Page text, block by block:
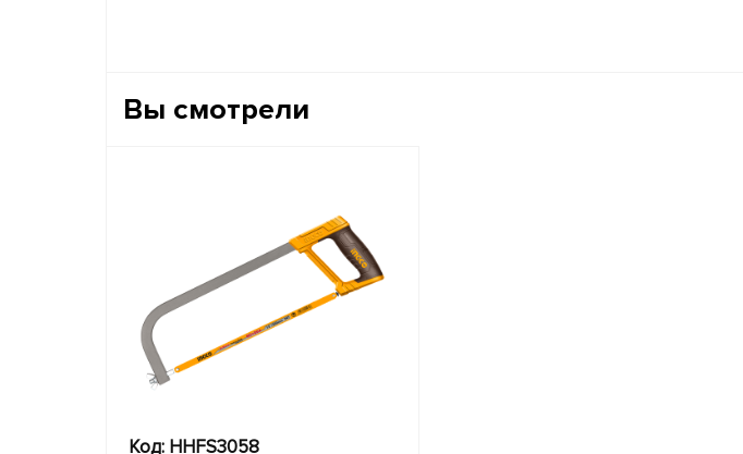
Вы смотрели
Код: HHFS3058